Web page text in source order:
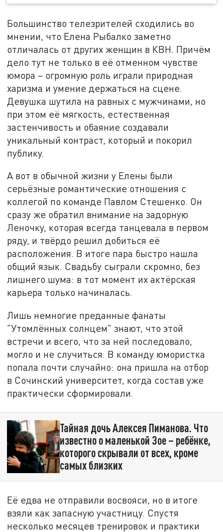
Большинство телезрителей сходились во
мнении, что Елена Рыбалко заметно
отличалась от других женщин в КВН. Причём
дело тут не только в её отменном чувстве
юмора – огромную роль играли природная
харизма и умение держаться на сцене.
Девушка шутила на равных с мужчинами, но
при этом её мягкость, естественная
застенчивость и обаяние создавали
уникальный контраст, который и покорил
публику.
А вот в обычной жизни у Елены были
серьёзные романтические отношения с
коллегой по команде Павлом Стешенко. Он
сразу же обратил внимание на задорную
Леночку, которая всегда танцевала в первом
ряду, и твёрдо решил добиться её
расположения. В итоге пара быстро нашла
общий язык. Свадьбу сыграли скромно, без
лишнего шума: в тот момент их актёрская
карьера только начиналась.
Лишь немногие преданные фанаты
"Утомлённых солнцем" знают, что этой
встречи и всего, что за ней последовало,
могло и не случиться. В команду юмористка
попала почти случайно: она пришла на отбор
в Сочинский университет, когда состав уже
практически сформировали.
Тайная дочь Алексея Пиманова. Что
известно о маленькой Зое – ребёнке,
которого скрывали от всех, кроме
самых близких
Её едва не отправили восвояси, но в итоге
взяли как запасную участницу. Спустя
несколько месяцев тренировок и практики